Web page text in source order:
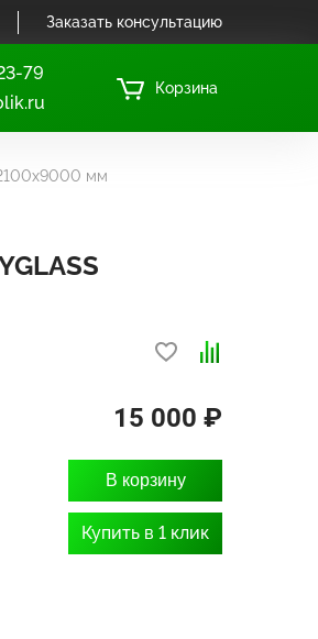
Заказать консультацию
79
Корзина
мм
15 000 ₽
В корзину
Купить в 1 клик